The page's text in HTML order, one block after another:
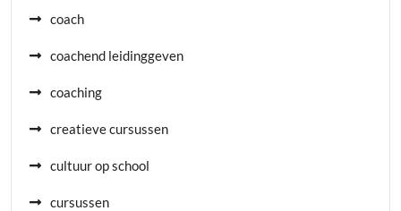
coach
coachend leidinggeven
coaching
creatieve cursussen
cultuur op school
cursussen